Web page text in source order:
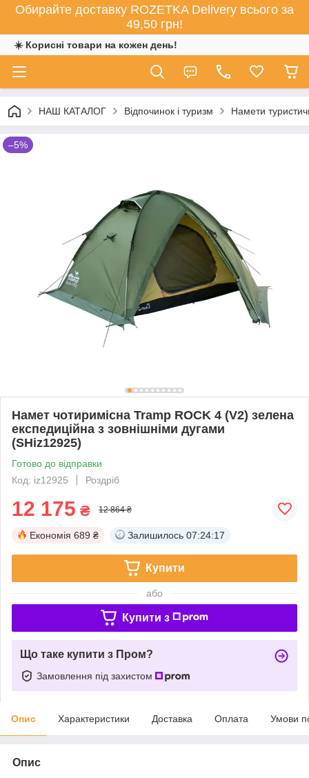
Обирайте доставку ROZETKA Delivery всього за
49,50 грн!
☀️ Корисні товари на кожен день!
НАШ КАТАЛОГ Відпочинок і туризм Намети
–5%
Намет чотиримісна Tramp ROCK 4 (V2) зелена
експедиційна з зовнішніми дугами
(SHiz12925)
Готово до відправки
Код: iz12925
Роздріб
12 175 ₴ 12 864 ₴
Економія 689 ₴ Залишилось 07:24:16
Купити
або
Купити з
Що таке купити з Пром?
Замовлення під захистом
Опис Характеристики Доставка Оплата Умови
Опис